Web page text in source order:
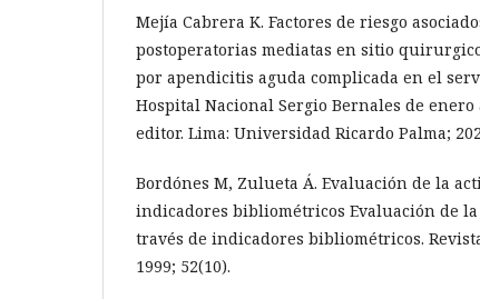
Mejía Cabrera K. Factores de riesgo
postoperatorias mediatas en sitio
por apendicitis aguda complicada en el
Hospital Nacional Sergio Bernales de enero
editor. Lima: Universidad Ricardo Palma;
Bordónes M, Zulueta Á. Evaluación de la
indicadores bibliométricos Evaluación de
través de indicadores bibliométricos.
1999; 52(10).